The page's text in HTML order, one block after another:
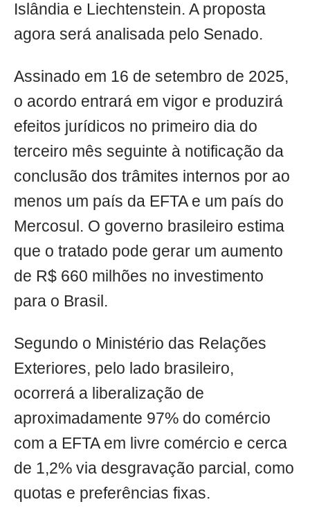
Islândia e Liechtenstein. A proposta
agora será analisada pelo Senado.
Assinado em 16 de setembro de 2025,
o acordo entrará em vigor e produzirá
efeitos jurídicos no primeiro dia do
terceiro mês seguinte à notificação da
conclusão dos trâmites internos por ao
menos um país da EFTA e um país do
Mercosul. O governo brasileiro estima
que o tratado pode gerar um aumento
de R$ 660 milhões no investimento
para o Brasil.
Segundo o Ministério das Relações
Exteriores, pelo lado brasileiro,
ocorrerá a liberalização de
aproximadamente 97% do comércio
com a EFTA em livre comércio e cerca
de 1,2% via desgravação parcial, como
quotas e preferências fixas.